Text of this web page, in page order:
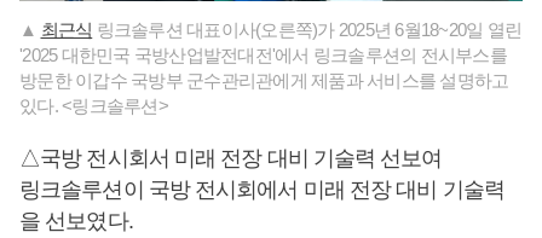
▲ 최근식 링크솔루션 대표이사(오른쪽)가 2025년 6월18~20일 열린
'2025 대한민국 국방산업발전대전'에서 링크솔루션의 전시부스를
방문한 이갑수 국방부 군수관리관에게 제품과 서비스를 설명하고
있다. <링크솔루션>
△국방 전시회서 미래 전장 대비 기술력 선보여
링크솔루션이 국방 전시회에서 미래 전장 대비 기술력
을 선보였다.